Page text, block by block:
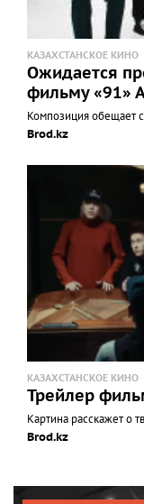
КАЗАХСТАНСКОЕ КИНО
Ожидается
фильму «91»
Композиция обещает
Brod.kz
КАЗАХСТАНСКОЕ КИНО
Трейлер
Картина расскажет о
Brod.kz